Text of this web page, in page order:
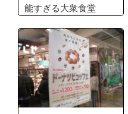
能すぎる大衆食堂